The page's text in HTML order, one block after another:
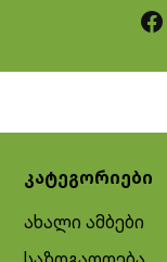
Facebook
კატეგორიები
ახალი ამბები